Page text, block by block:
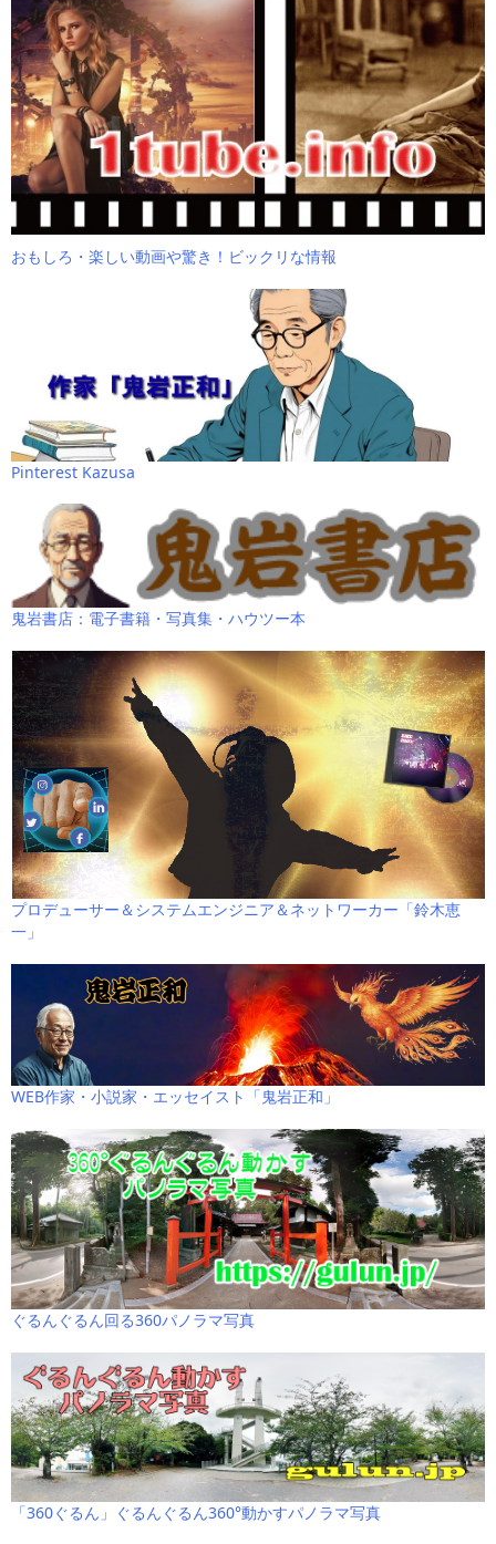
おもしろ・楽しい動画や驚き！ビックリな情報
Pinterest Kazusa
鬼岩書店：電子書籍・写真集・ハウツー本
プロデューサー＆システムエンジニア＆ネットワーカー「鈴木恵
一」
WEB作家・小説家・エッセイスト「鬼岩正和」
ぐるんぐるん回る360パノラマ写真
「360ぐるん」ぐるんぐるん360°動かすパノラマ写真